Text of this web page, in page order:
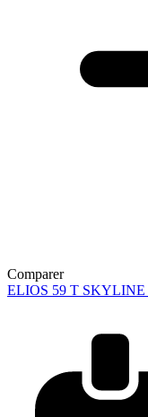
Comparer
ELIOS 59 T SKYLINE